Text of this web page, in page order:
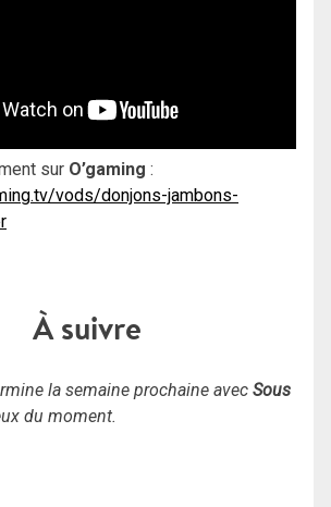
sur O’gaming :
vods/donjons-jambons-
À suivre
la semaine prochaine avec Sous
du moment.